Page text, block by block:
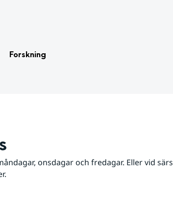
Forskning
onsdagar och fredagar. Eller vid